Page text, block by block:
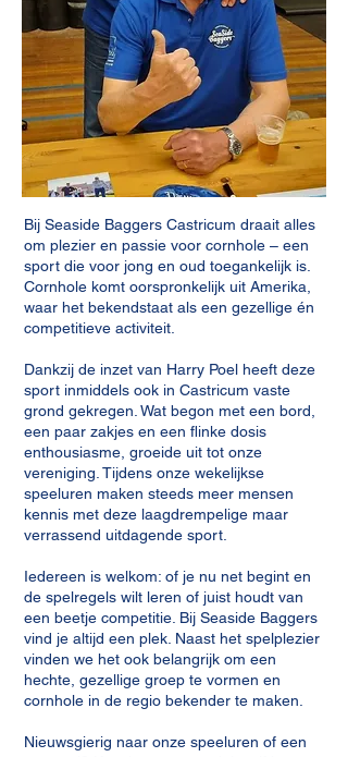
Bij Seaside Baggers Castricum draait alles
om plezier en passie voor cornhole – een
sport die voor jong en oud toegankelijk is.
Cornhole komt oorspronkelijk uit Amerika,
waar het bekendstaat als een gezellige én
competitieve activiteit.
Dankzij de inzet van Harry Poel heeft deze
sport inmiddels ook in Castricum vaste
grond gekregen. Wat begon met een bord,
een paar zakjes en een flinke dosis
enthousiasme, groeide uit tot onze
vereniging. Tijdens onze wekelijkse
speeluren maken steeds meer mensen
kennis met deze laagdrempelige maar
verrassend uitdagende sport.
Iedereen is welkom: of je nu net begint en
de spelregels wilt leren of juist houdt van
een beetje competitie. Bij Seaside Baggers
vind je altijd een plek. Naast het spelplezier
vinden we het ook belangrijk om een
hechte, gezellige groep te vormen en
cornhole in de regio bekender te maken.
Nieuwsgierig naar onze speeluren of een